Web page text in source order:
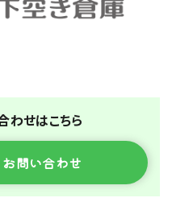
わせはこちら
問い合わせ